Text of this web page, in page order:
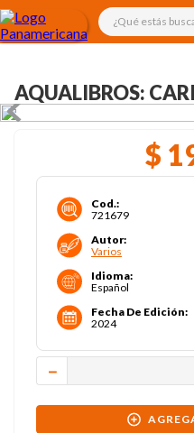
¿Qué estás
AQUALIBROS:
$
Cod.:
721679
Autor:
Varios
Idioma:
Español
Fecha De Edición:
2024
－